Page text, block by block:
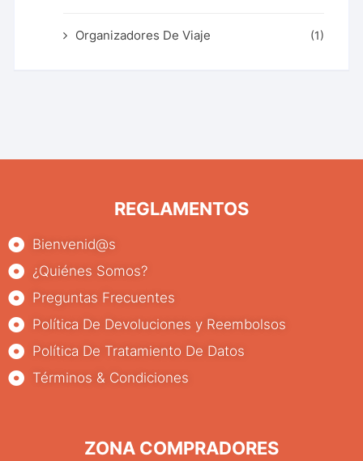
Organizadores De Viaje (1)
REGLAMENTOS
Bienvenid@s
¿Quiénes Somos?
Preguntas Frecuentes
Política De Devoluciones y Reembolsos
Política De Tratamiento De Datos
Términos & Condiciones
ZONA COMPRADORES